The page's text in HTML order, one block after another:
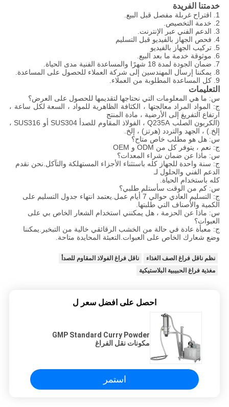
خدمتنا الفريدة
1. اقتراح غربلة مفصل قبل البيع.
2. خدمة التخصيص.
3. الدعم الفني عبر الإنترنت.
4. فحص الجهاز بالفيديو قبل التسليم
5. تركيب الجهاز بالفيديو
6. موثوقة خدمة ما بعد البيع.
7. ضمان الجودة لمدة 18 شهرًا والمساعدة الفنية مدى الحياة.
8. يمكننا إرسال المهندسين إلى شركة العملاء للحصول على المساعدة.
9. كل المساعدة المطلوبة من العملاء.
التعليمات
س: ما هي المعلومات التي نحتاجها لتقديمها للحصول على العرض؟
ج: المواد المراد معالجتها ، الكثافة الظاهرية للمواد ، السعة لكل ساعة ،
ارتفاع التفريغ إلى الأرضية ، مادة المنتج
(الكربون الصلب Q235A ، الفولاذ المقاوم للصدأ SUS304 أو SUS316 ،
إلخ.) ، الجهد والتردد (هرتز) ، إلخ.
س: هل هو مطلب خاص متاح؟
ج: نعم ، يتوفر كل من ODM و OEM
س: ماذا عن ضمان شراء المعدات؟
ج: سنة واحدة للجهاز كله باستثناء الأجزاء المستهلكة والتآكل.نحن نقدم
الدعم الفني والحلول لـ
كله باستخدام الحياة.
س: كم من الوقت سأستلم طلبي؟
ج: التسليم العادي حوالي 7 أيام عمل.يعتمد انتهاء جدول التسليم على
الكمية والأصناف التي طلبتها.
س: ماذا عن الحزمة ، هل يمكنني استخدام الشعار الخاص بي على
العبوات؟
ج: معبأة عادة في حالة من الخشب الرقائقي خالية من التبخير.يمكننا
وضع شعارك الخاص على العبوات.التعبئة المحايدة متاحة.
نظم ناقل فراغ الصف الغذاء
ناقل فراغ الفولاذ المقاوم للصدأ
مغذية فراغ الحبيبية البلاستيكية
احصل على افضل سعر ل
GMP Standard Curry Powder
مكونات نقل الفراغ
استمر